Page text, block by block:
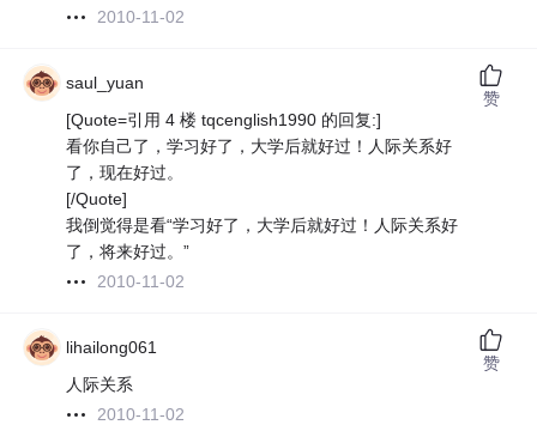
2010-11-02
saul_yuan
[Quote=引用 4 楼 tqcenglish1990 的回复:]
看你自己了，学习好了，大学后就好过！人际关系好
了，现在好过。
[/Quote]
我倒觉得是看“学习好了，大学后就好过！人际关系好
了，将来好过。”
2010-11-02
赞
lihailong061
人际关系
2010-11-02
赞